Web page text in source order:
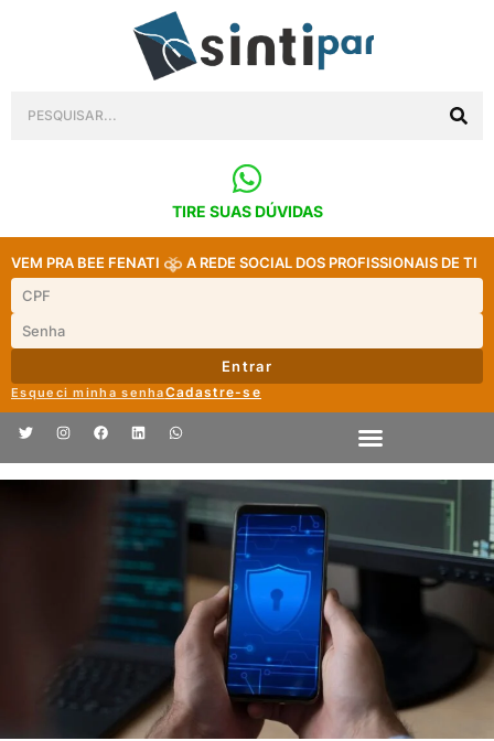
TIRE SUAS DÚVIDAS
VEM PRA BEE FENATI A REDE SOCIAL DOS PROFISSIONAIS DE TI
Entrar
Esqueci minha senhaCadastre-se